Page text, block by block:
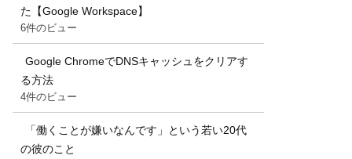
た【Google Workspace】
6件のビュー
Google ChromeでDNSキャッシュをクリアす
る方法
4件のビュー
「働くことが嫌いなんです」という若い20代
の彼のこと